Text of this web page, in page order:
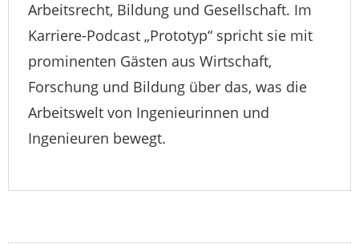
Arbeitsrecht, Bildung und Gesellschaft. Im
Karriere-Podcast „Prototyp“ spricht sie mit
prominenten Gästen aus Wirtschaft,
Forschung und Bildung über das, was die
Arbeitswelt von Ingenieurinnen und
Ingenieuren bewegt.